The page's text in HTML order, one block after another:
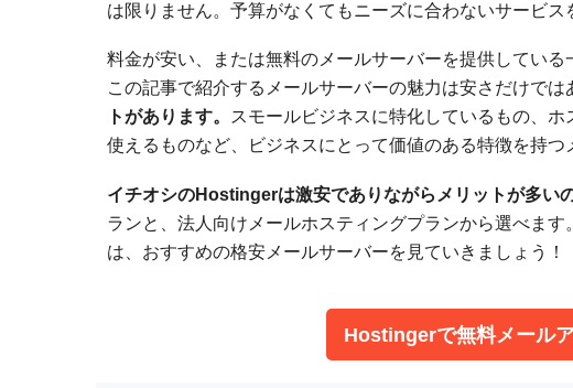
は限りません。予算がなくてもニーズに合わないサービス
料金が安い、または無料のメールサーバーを提供してい
この記事で紹介するメールサーバーの魅力は安さだけでは
トがあります。
スモールビジネスに特化しているもの、
使えるものなど、ビジネスにとって価値のある特徴を持つ
イチオシのHostingerは激安でありながらメリットが多い
ランと、法人向けメールホスティングプランから選べま
は、おすすめの格安メールサーバーを見ていきましょう！
Hostingerで無料メール